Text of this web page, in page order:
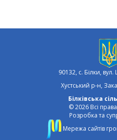
90132, с. Білки,
Хустський р-н,
Білківська
© 2026 Всі
Розробка та
Мережа сайтів